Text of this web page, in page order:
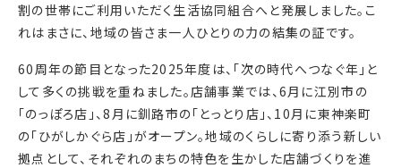
割の世帯にご利用いただく生活協同組合へと発展しました。こ
れはまさに、地域の皆さま一人ひとりの力の結集の証です。
60周年の節目となった2025年度は、「次の時代へつなぐ年」と
して多くの挑戦を重ねました。店舗事業では、6月に江別市の
「のっぽろ店」、8月に釧路市の「とっとり店」、10月に東神楽町
の「ひがしかぐら店」がオープン。地域のくらしに寄り添う新しい
拠点として、それぞれのまちの特色を生かした店舗づくりを進